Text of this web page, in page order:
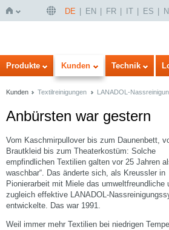
Startseite
DE EN FR IT ES
Produkte Kunden Technik
Kunden Textilreinigungen LANADOL-
Anbürsten war gestern
Vom Kaschmirpullover bis zum Daunenbett,
Brautkleid bis zum Theaterkostüm: Solche
empfindlichen Textilien galten vor 25 Jahren
waschbar“. Das änderte sich, als Kreussler in
Pionierarbeit mit Miele das umweltfreundliche
zugleich effektive LANADOL-
entwickelte. Das war 1991.
Weil immer mehr Textilien bei niedrigen